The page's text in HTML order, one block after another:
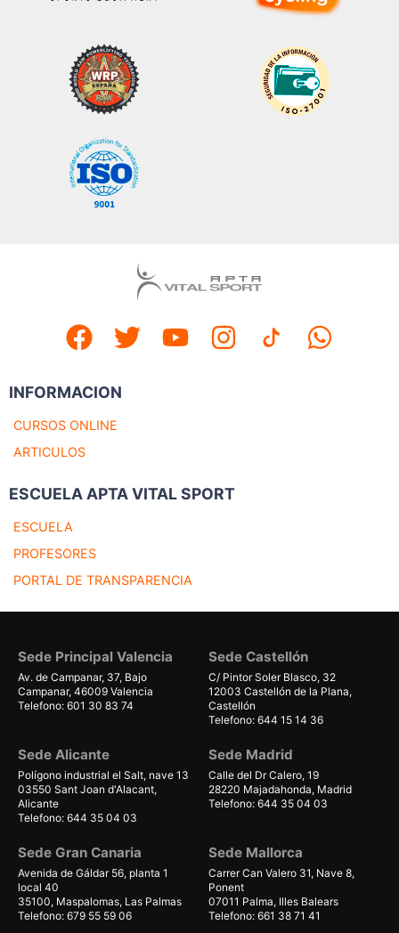
INFORMACION
CURSOS ONLINE
ARTICULOS
ESCUELA APTA VITAL SPORT
ESCUELA
PROFESORES
PORTAL DE TRANSPARENCIA
Sede Principal Valencia
Av. de Campanar, 37, Bajo
Campanar, 46009 Valencia
Telefono: 601 30 83 74
Sede Castellón
C/ Pintor Soler Blasco, 32
12003 Castellón de la Plana,
Castellón
Telefono: 644 15 14 36
Sede Alicante
Polígono industrial el Salt, nave 13
03550 Sant Joan d'Alacant,
Alicante
Telefono: 644 35 04 03
Sede Madrid
Calle del Dr Calero, 19
28220 Majadahonda, Madrid
Telefono: 644 35 04 03
Sede Gran Canaria
Avenida de Gáldar 56, planta 1
local 40
35100, Maspalomas, Las Palmas
Telefono: 679 55 59 06
Sede Mallorca
Carrer Can Valero 31, Nave 8,
Ponent
07011 Palma, Illes Balears
Telefono: 661 38 71 41